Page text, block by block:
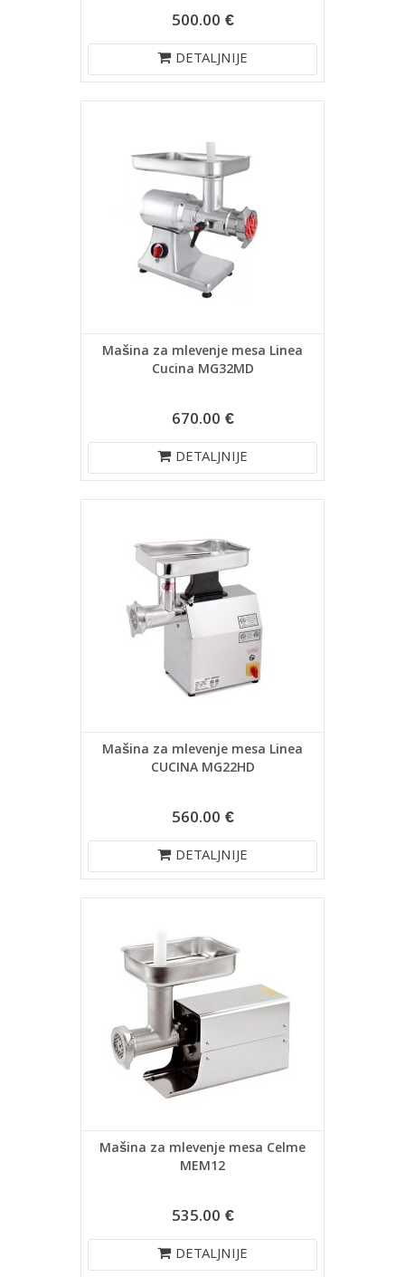
500.00 €
DETALJNIJE
Mašina za mlevenje mesa Linea
Cucina MG32MD
670.00 €
DETALJNIJE
Mašina za mlevenje mesa Linea
CUCINA MG22HD
560.00 €
DETALJNIJE
Mašina za mlevenje mesa Celme
MEM12
535.00 €
DETALJNIJE